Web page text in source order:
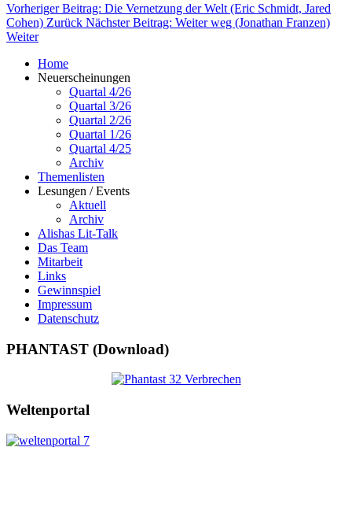
Vorheriger Beitrag: Die Vernetzung der Welt (Eric Schmidt, Jared
Cohen) Zurück Nächster Beitrag: Weiter weg (Jonathan Franzen)
Weiter
Home
Neuerscheinungen
Quartal 4/26
Quartal 3/26
Quartal 2/26
Quartal 1/26
Quartal 4/25
Archiv
Themenlisten
Lesungen / Events
Aktuell
Archiv
Alishas Lit-Talk
Das Team
Mitarbeit
Links
Gewinnspiel
Impressum
Datenschutz
PHANTAST (Download)
Weltenportal